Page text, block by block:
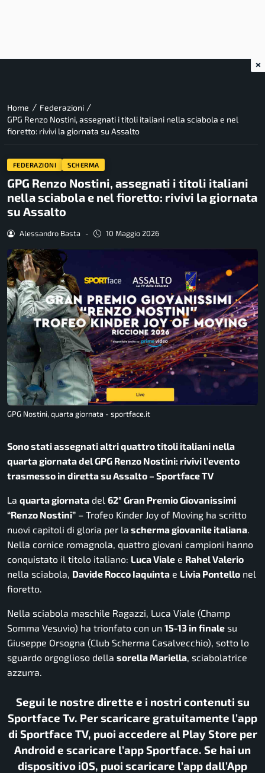
Home / Federazioni /
GPG Renzo Nostini, assegnati i titoli italiani nella sciabola e nel
fioretto: rivivi la giornata su Assalto
FEDERAZIONI SCHERMA
GPG Renzo Nostini, assegnati i titoli italiani
nella sciabola e nel fioretto: rivivi la giornata
su Assalto
Alessandro Basta - 10 Maggio 2026
GPG Nostini, quarta giornata - sportface.it
Sono stati assegnati altri quattro titoli italiani nella
quarta giornata del GPG Renzo Nostini: rivivi l’evento
trasmesso in diretta su Assalto – Sportface TV
La quarta giornata del 62° Gran Premio Giovanissimi
“Renzo Nostini” – Trofeo Kinder Joy of Moving ha scritto
nuovi capitoli di gloria per la scherma giovanile italiana
Nella cornice romagnola, quattro giovani campioni hanno
conquistato il titolo italiano: Luca Viale e Rahel Valerio
nella sciabola, Davide Rocco Iaquinta e Livia Pontello nel
fioretto.
Nella sciabola maschile Ragazzi, Luca Viale (Champ
Somma Vesuvio) ha trionfato con un 15-13 in finale su
Giuseppe Orsogna (Club Scherma Casalvecchio), sotto lo
sguardo orgoglioso della sorella Mariella , sciabolatrice
azzurra.
Segui le nostre dirette e i nostri contenuti su
Sportface Tv. Per scaricare gratuitamente l’app
di Sportface TV, puoi accedere al Play Store per
Android e scaricare l’app Sportface. Se hai un
dispositivo iOS, puoi scaricare l’app dall’App
×